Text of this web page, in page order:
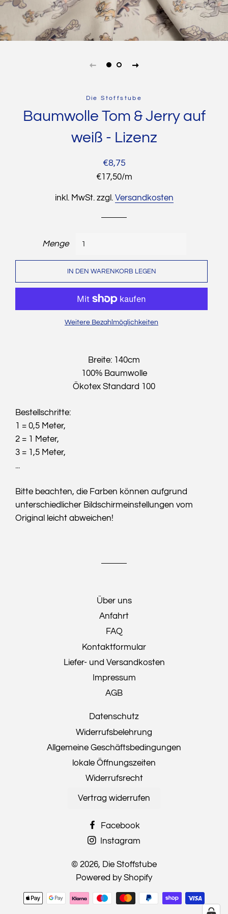
Die Stoffstube
Baumwolle Tom & Jerry auf
weiß - Lizenz
Normaler
Preis
Sonderpreis
€8,75
Stückpreis
€17,50/pro
m
inkl. MwSt. zzgl. Versandkosten
Menge
IN DEN WARENKORB LEGEN
Weitere Bezahlmöglichkeiten
Breite: 140cm
100% Baumwolle
Ökotex Standard 100
Bestellschritte:
1 = 0,5 Meter,
2 = 1 Meter,
3 = 1,5 Meter,
...
Bitte beachten, die Farben können aufgrund
unterschiedlicher Bildschirmeinstellungen vom
Original leicht abweichen!
Über uns
Anfahrt
FAQ
Kontaktformular
Liefer- und Versandkosten
Impressum
AGB
Datenschutz
Widerrufsbelehrung
Allgemeine Geschäftsbedingungen
lokale Öffnungszeiten
Widerrufsrecht
Vertrag widerrufen
Facebook
Instagram
© 2026, Die Stoffstube
Powered by Shopify
Zahlungsmethoden